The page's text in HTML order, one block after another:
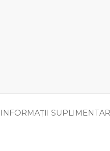
INFORMAȚII